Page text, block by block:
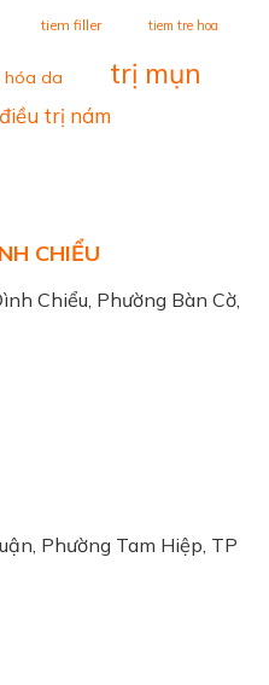
tiem filler tiem tre hoa
hóa da trị mụn
điều trị nám
CHIỂU
Chiểu, Phường Bàn Cờ,
Phường Tam Hiệp, TP